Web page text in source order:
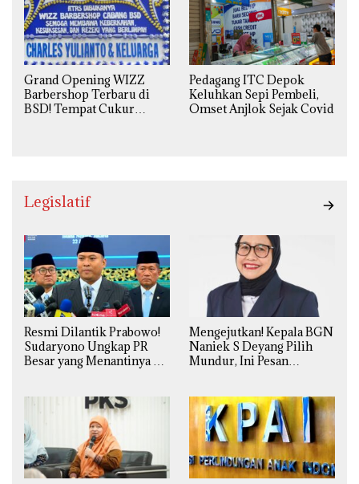
Grand Opening WIZZ
Barbershop Terbaru di
BSD! Tempat Cukur
Pedagang ITC Depok
Keluhkan Sepi Pembeli,
Omset Anjlok Sejak Covid
Legislatif
Resmi Dilantik Prabowo!
Sudaryono Ungkap PR
Besar yang Menantinya di
Mengejutkan! Kepala BGN
Naniek S Deyang Pilih
Mundur, Ini Pesan